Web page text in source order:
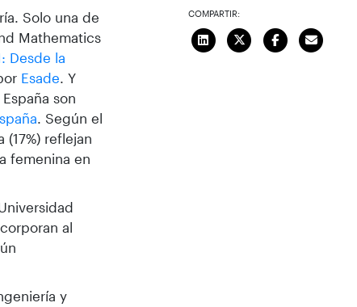
Solo una de
Mathematics
Desde la
Esade. Y
son
. Según el
(17%) reflejan
femenina en
al
y
COMPARTIR: